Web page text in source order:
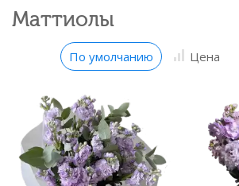
Маттиолы
По умолчанию Цена